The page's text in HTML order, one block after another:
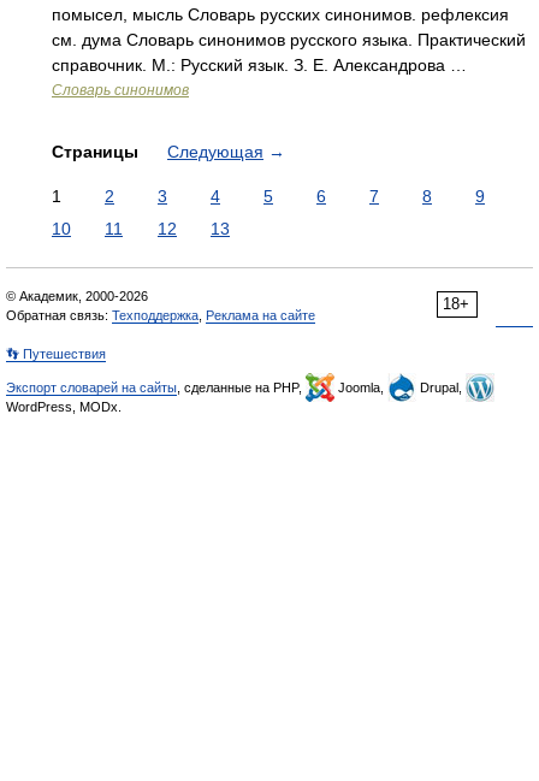
помысел, мысль Словарь русских синонимов. рефлексия
см. дума Словарь синонимов русского языка. Практический
справочник. М.: Русский язык. З. Е. Александрова …
Словарь синонимов
Страницы Следующая →
1 2 3 4 5 6 7 8
9
10
11 12 13
18+
© Академик, 2000-2026
Обратная связь: Техподдержка Реклама на сайте
👣 Путешествия
Экспорт словарей на сайты , сделанные на PHP, Joomla,
Drupal,
WordPress, MODx.